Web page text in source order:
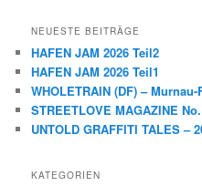
NEUESTE BEITRÄGE
HAFEN JAM 2026 Teil2
HAFEN JAM 2026 Teil1
WHOLETRAIN (DF) –
STREETLOVE MAGAZINE
UNTOLD GRAFFITI TALES –
KATEGORIEN